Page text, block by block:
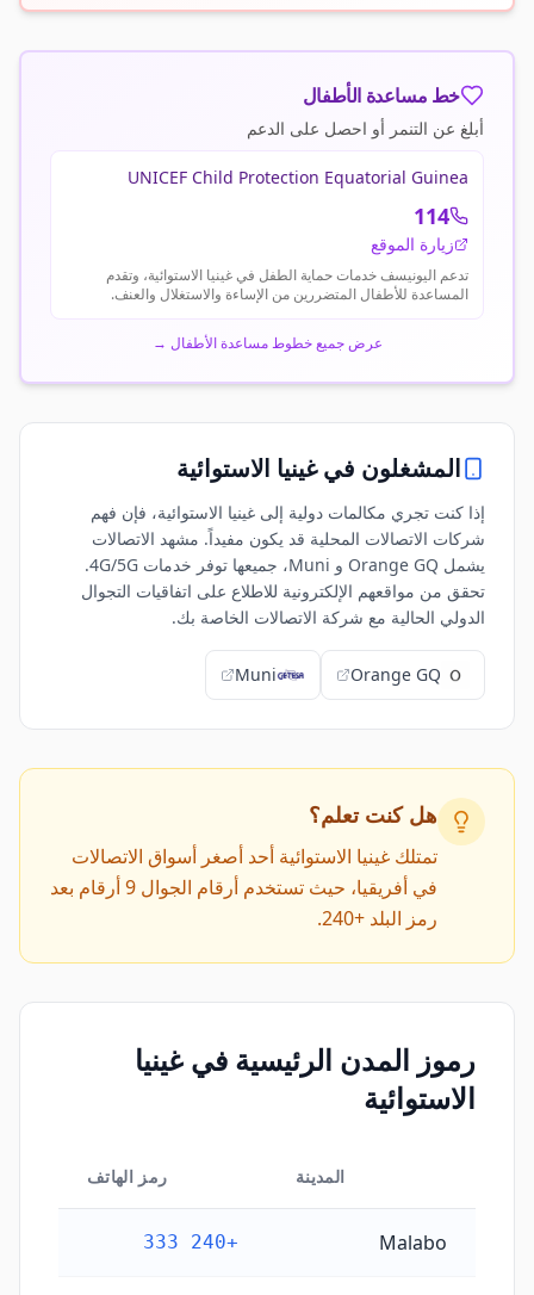
خط مساعدة الأطفال
أبلغ عن التنمر أو احصل على الدعم
UNICEF Child Protection Equatorial Guinea
114
زيارة الموقع
تدعم اليونيسف خدمات حماية الطفل في غينيا الاستوائية، وتقدم
المساعدة للأطفال المتضررين من الإساءة والاستغلال والعنف.
عرض جميع خطوط مساعدة الأطفال →
المشغلون في غينيا الاستوائية
إذا كنت تجري مكالمات دولية إلى غينيا الاستوائية، فإن فهم
شركات الاتصالات المحلية قد يكون مفيداً. مشهد الاتصالات
يشمل Orange GQ و Muni، جميعها توفر خدمات 4G/5G.
تحقق من مواقعهم الإلكترونية للاطلاع على اتفاقيات التجوال
الدولي الحالية مع شركة الاتصالات الخاصة بك.
Orange GQ
Muni
هل كنت تعلم؟
تمتلك غينيا الاستوائية أحد أصغر أسواق الاتصالات
في أفريقيا، حيث تستخدم أرقام الجوال 9 أرقام بعد
رمز البلد +240.
رموز المدن الرئيسية في غينيا
الاستوائية
المدينة رمز الهاتف
Malabo
+240 333